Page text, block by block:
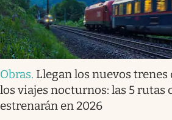
Obras. Llegan los nuevos
los viajes nocturnos: las 5 rutas
estrenarán en 2026